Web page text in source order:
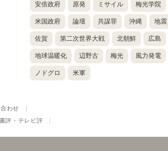
安倍政府 原発 ミサイル 梅光学院
米国政府 論壇 共謀罪 沖縄 地震
佐賀 第二次世界大戦 北朝鮮 広島
地球温暖化 辺野古 梅光 風力発電
ノドグロ 米軍
わせ
書評・テレビ評